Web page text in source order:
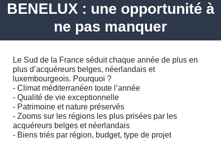
BENELUX : une opportunité à
ne pas manquer
Le Sud de la France séduit chaque année de plus en
plus d’acquéreurs belges, néerlandais et
luxembourgeois. Pourquoi ?
- Climat méditerranéen toute l’année
- Qualité de vie exceptionnelle
- Patrimoine et nature préservés
- Zooms sur les régions les plus prisées par les
acquéreurs belges et néerlandais
- Biens triés par région, budget, type de projet